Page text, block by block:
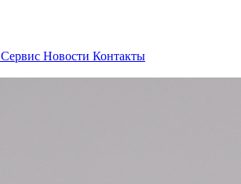
Сервис Новости Контакты